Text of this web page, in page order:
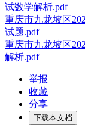
试数学解析.pdf
重庆市九龙坡区
试题.pdf
重庆市九龙坡区
解析.pdf
举报
收藏
分享
下载本文档